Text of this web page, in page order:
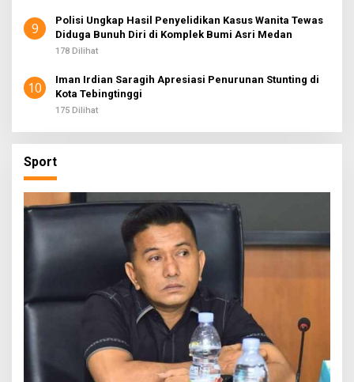
9
Polisi Ungkap Hasil Penyelidikan Kasus Wanita Tewas
Diduga Bunuh Diri di Komplek Bumi Asri Medan
178 Dilihat
10
Iman Irdian Saragih Apresiasi Penurunan Stunting di
Kota Tebingtinggi
175 Dilihat
Sport